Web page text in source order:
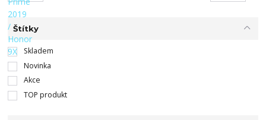
Štítky
Skladem
Novinka
Akce
TOP produkt